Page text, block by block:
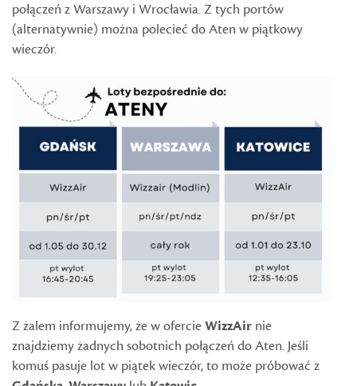
połączeń z Warszawy i Wrocławia. Z tych portów
(alternatywnie) można polecieć do Aten w piątkowy
wieczór.
Z żalem informujemy, że w ofercieWizzAir nie
znajdziemy żadnych sobotnich połączeń do Aten. Jeśli
komuś pasuje lot w piątek wieczór, to może próbować z